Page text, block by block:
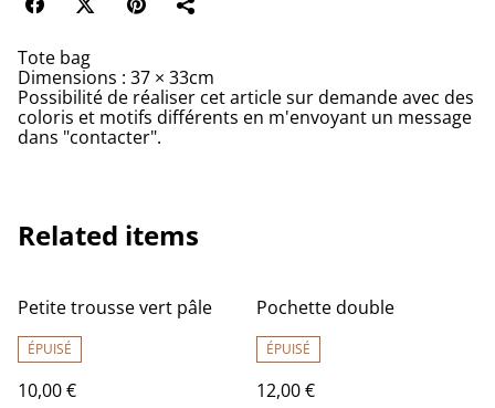
Tote bag
Dimensions : 37 × 33cm
Possibilité de réaliser cet article sur demande avec des
coloris et motifs différents en m'envoyant un message
dans "contacter".
Related items
Petite trousse vert pâle
ÉPUISÉ
10,00 €
Pochette double
ÉPUISÉ
12,00 €